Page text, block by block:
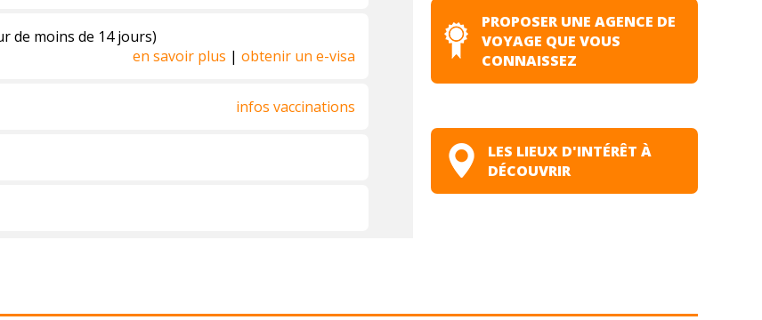
de moins de 14 jours)
en savoir plus | obtenir un e-visa
infos vaccinations
PROPOSER UNE AGENCE DE
VOYAGE QUE VOUS
CONNAISSEZ
LES LIEUX D'INTÉRÊT À
DÉCOUVRIR